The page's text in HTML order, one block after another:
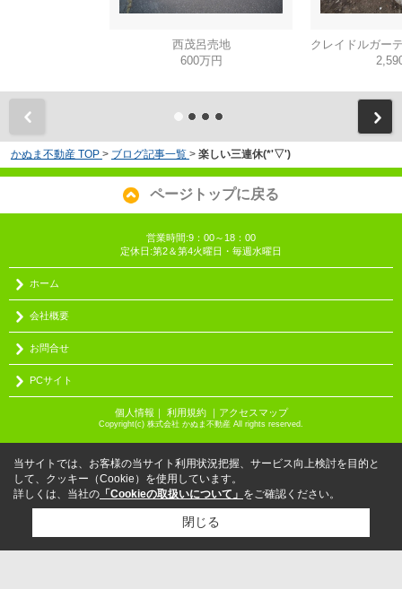
西茂呂売地
600万円
かぬま不動産 TOP > ブログ記事一覧 > 楽しい三連休(*'▽')
ページトップに戻る
営業時間:9：00～18：00
定休日:第2＆第4火曜日・毎週水曜日
ホーム
会社概要
お問合せ
PCサイト
個人情報 利用規約｜ アクセスマップ
Copyright(c) 株式会社 かぬま不動産 All rights reserved.
当サイトでは、お客様の当サイト利用状況把握、サービス向上検討を目的と
して、クッキー（Cookie）を使用しています。
詳しくは、当社の 「Cookieの取扱いについて」 をご確認ください。
閉じる